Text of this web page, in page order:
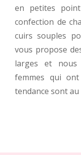
en petites
confection de
cuirs souples
vous propose
larges et
femmes qui
tendance sont